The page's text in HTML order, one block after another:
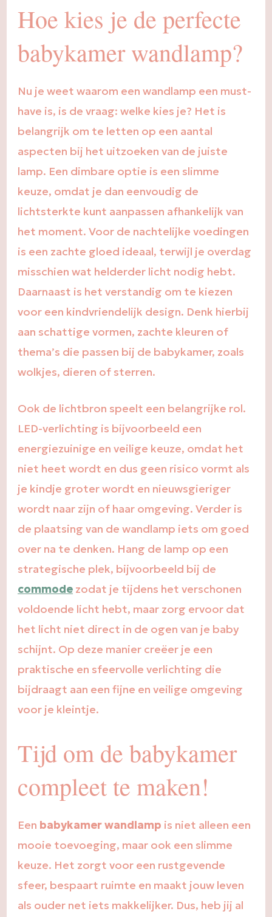
Hoe kies je de perfecte
babykamer wandlamp?
Nu je weet waarom een wandlamp een must-
have is, is de vraag: welke kies je? Het is
belangrijk om te letten op een aantal
aspecten bij het uitzoeken van de juiste
lamp. Een dimbare optie is een slimme
keuze, omdat je dan eenvoudig de
lichtsterkte kunt aanpassen afhankelijk van
het moment. Voor de nachtelijke voedingen
is een zachte gloed ideaal, terwijl je overdag
misschien wat helderder licht nodig hebt.
Daarnaast is het verstandig om te kiezen
voor een kindvriendelijk design. Denk hierbij
aan schattige vormen, zachte kleuren of
thema’s die passen bij de babykamer, zoals
wolkjes, dieren of sterren.
Ook de lichtbron speelt een belangrijke rol.
LED-verlichting is bijvoorbeeld een
energiezuinige en veilige keuze, omdat het
niet heet wordt en dus geen risico vormt als
je kindje groter wordt en nieuwsgieriger
wordt naar zijn of haar omgeving. Verder is
de plaatsing van de wandlamp iets om goed
over na te denken. Hang de lamp op een
strategische plek, bijvoorbeeld bij de
commode zodat je tijdens het verschonen
voldoende licht hebt, maar zorg ervoor dat
het licht niet direct in de ogen van je baby
schijnt. Op deze manier creëer je een
praktische en sfeervolle verlichting die
bijdraagt aan een fijne en veilige omgeving
voor je kleintje.
Tijd om de babykamer
compleet te maken!
Een babykamer wandlamp is niet alleen een
mooie toevoeging, maar ook een slimme
keuze. Het zorgt voor een rustgevende
sfeer, bespaart ruimte en maakt jouw leven
als ouder net iets makkelijker. Dus, heb jij al